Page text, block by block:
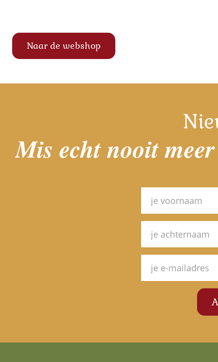
Naar de webshop
Mis echt nooit